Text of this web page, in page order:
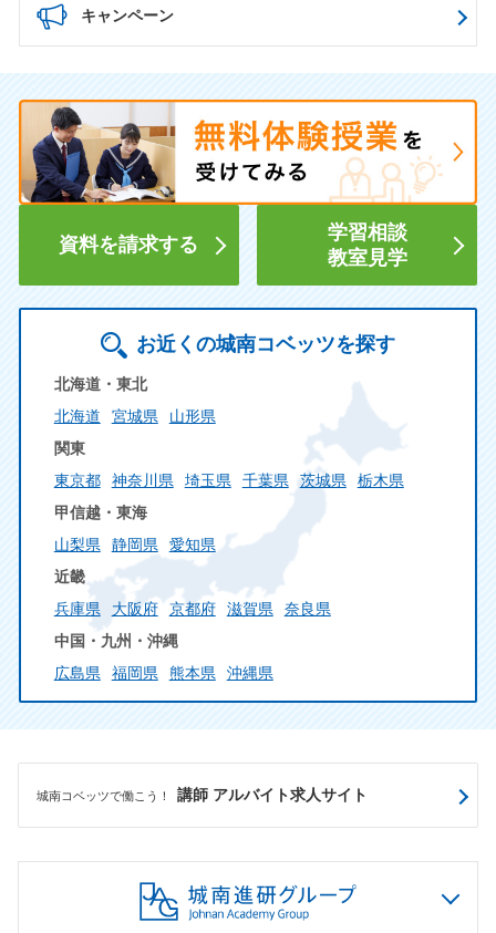
キャンペーン
資料を請求する
学習相談
教室見学
お近くの城南コベッツを探す
北海道・東北
北海道
宮城県
山形県
関東
東京都
神奈川県 埼玉県 千葉県 茨城県
栃木県
甲信越・東海
山梨県
静岡県
愛知県
近畿
兵庫県
大阪府 京都府 滋賀県
奈良県
中国・九州・沖縄
広島県
福岡県 熊本県 沖縄県
城南コベッツで働こう！ 講師 アルバイト求人サイト